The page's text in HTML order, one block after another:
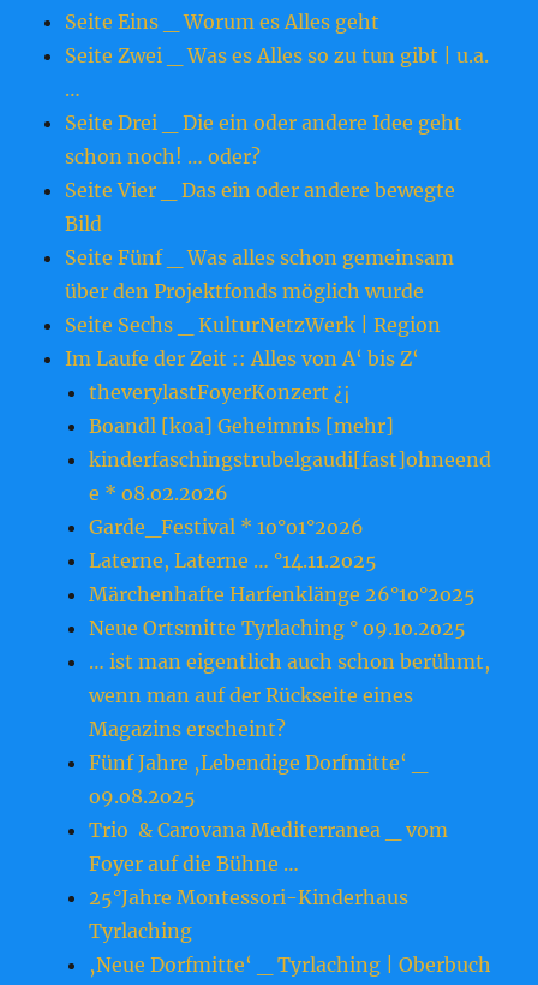
Seite Eins _ Worum es Alles geht
Seite Zwei _ Was es Alles so zu tun gibt | u.a.
…
Seite Drei _ Die ein oder andere Idee geht
schon noch! … oder?
Seite Vier _ Das ein oder andere bewegte
Bild
Seite Fünf _ Was alles schon gemeinsam
über den Projektfonds möglich wurde
Seite Sechs _ KulturNetzWerk | Region
Im Laufe der Zeit :: Alles von A‘ bis Z‘
theverylastFoyerKonzert ¿¡
Boandl [koa] Geheimnis [mehr]
kinderfaschingstrubelgaudi[fast]ohneend
e * o8.o2.2o26
Garde_Festival * 1o°o1°2o26
Laterne, Laterne … °14.11.2o25
Märchenhafte Harfenklänge 26°1o°2o25
Neue Ortsmitte Tyrlaching ° o9.1o.2o25
… ist man eigentlich auch schon berühmt,
wenn man auf der Rückseite eines
Magazins erscheint?
Fünf Jahre ‚Lebendige Dorfmitte‘ _
o9.o8.2o25
Trio & Carovana Mediterranea _ vom
Foyer auf die Bühne …
25°Jahre Montessori-Kinderhaus
Tyrlaching
‚Neue Dorfmitte‘ _ Tyrlaching | Oberbuch